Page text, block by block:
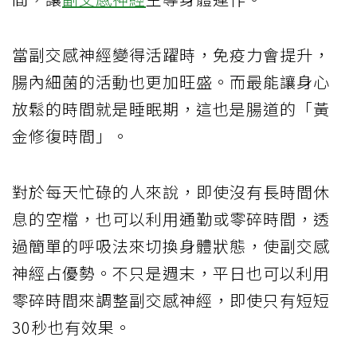
當副交感神經變得活躍時，免疫力會提升，
腸內細菌的活動也更加旺盛。而最能讓身心
放鬆的時間就是睡眠期，這也是腸道的「黃
金修復時間」。
對於每天忙碌的人來說，即使沒有長時間休
息的空檔，也可以利用通勤或零碎時間，透
過簡單的呼吸法來切換身體狀態，使副交感
神經占優勢。不只是週末，平日也可以利用
零碎時間來調整副交感神經，即使只有短短
30秒也有效果。